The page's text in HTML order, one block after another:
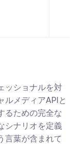
ッショナルを対
ルメディアAPIと
るための完全な
シナリオを定義
言葉が含まれて